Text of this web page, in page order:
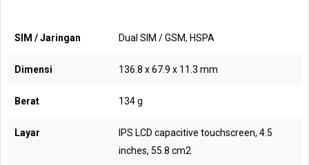
SIM / Jaringan Dual SIM / GSM, HSPA
Dimensi 136.8 x 67.9 x 11.3 mm
Berat 134 g
Layar
IPS LCD capacitive touchscreen, 4.5
inches, 55.8 cm2